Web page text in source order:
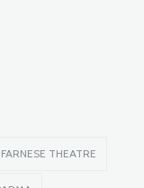
FARNESE THEATRE